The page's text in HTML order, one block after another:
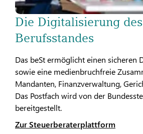
Die Digitalisierung des
Berufsstandes
Das beSt ermöglicht einen sicheren
sowie eine medienbruchfreie
Mandanten, Finanzverwaltung,
Das Postfach wird von der
bereitgestellt.
Zur Steuerberaterplattform